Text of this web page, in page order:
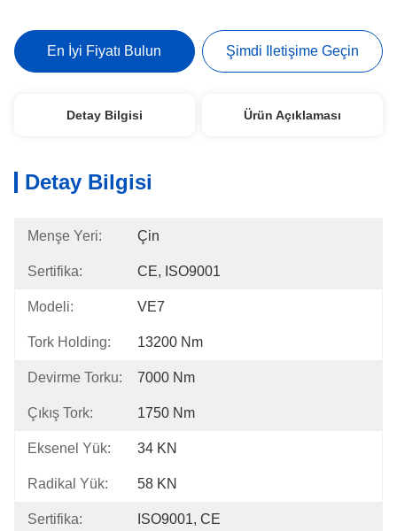
En İyi Fiyatı Bulun Şimdi Iletişime Geçin
Detay Bilgisi Ürün Açıklaması
Detay Bilgisi
Menşe Yeri: Çin
Sertifika: CE, ISO9001
Modeli: VE7
Tork Holding: 13200 Nm
Devirme Torku: 7000 Nm
Çıkış Tork: 1750 Nm
Eksenel Yük: 34 KN
Radikal Yük: 58 KN
Sertifika: ISO9001, CE